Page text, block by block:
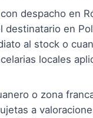
con despacho en
destinatario en
al stock o
locales
o zona
a